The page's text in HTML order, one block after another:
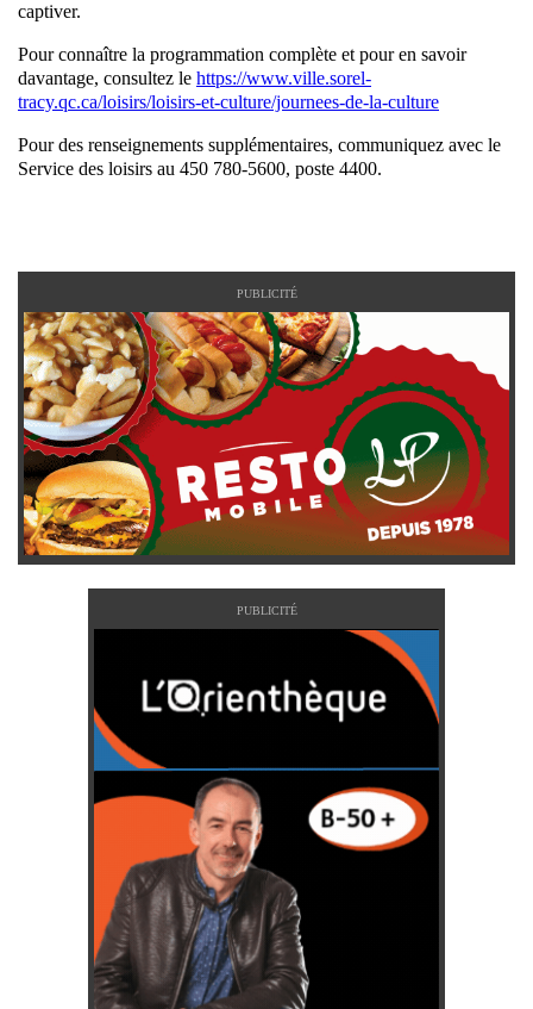
captiver.
Pour connaître la programmation complète et pour en savoir
davantage, consultez le https://www.ville.sorel-
tracy.qc.ca/loisirs/loisirs-et-culture/journees-de-la-culture
Pour des renseignements supplémentaires, communiquez avec le
Service des loisirs au 450 780-5600, poste 4400.
PUBLICITÉ
PUBLICITÉ